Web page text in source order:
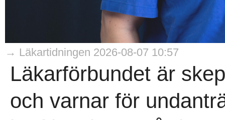
→ Läkartidningen 2026-08-07 10:57
Läkarförbundet är
och varnar för